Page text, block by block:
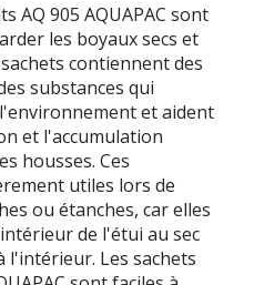
AQ 905 AQUAPAC sont
les boyaux secs et
contiennent des
substances qui
et aident
et l'accumulation
housses. Ces
utiles lors de
ou étanches, car elles
de l'étui au sec
Les sachets